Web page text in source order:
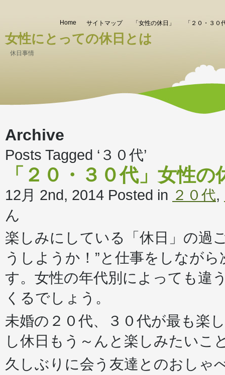
Home サイトマップ 「女性の休日」 「２０・３０
女性にとっての休日とは
休日事情
Archive
Posts Tagged ‘３０代’
「２０・３０代」女性の
12月 2nd, 2014 Posted in ２０代,
ん
楽しみにしている「休日」の過
うしようか！”と仕事をしなが
す。女性の年代別によっても違
くるでしょう。
未婚の２０代、３０代が最も楽
し休日もう～んと楽しみたいこ
久しぶりに会う友達とのおしゃ